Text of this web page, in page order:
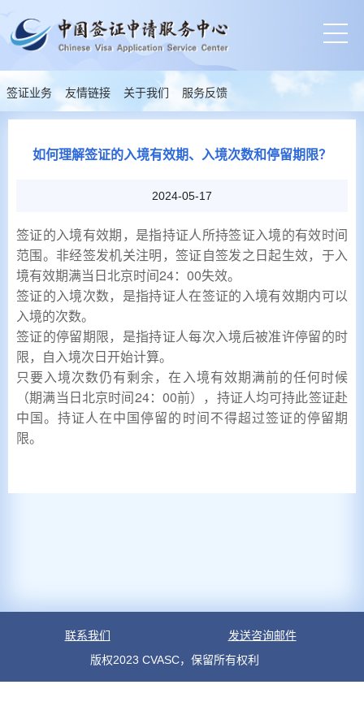
签证业务 友情链接 关于我们 服务反馈
如何理解签证的入境有效期、入境次数和停留期限？
2024-05-17
签证的入境有效期，是指持证人所持签证入境的有效时间
范围。非经签发机关注明，签证自签发之日起生效，于入
境有效期满当日北京时间24：00失效。
签证的入境次数，是指持证人在签证的入境有效期内可以
入境的次数。
签证的停留期限，是指持证人每次入境后被准许停留的时
限，自入境次日开始计算。
只要入境次数仍有剩余，在入境有效期满前的任何时候
（期满当日北京时间24：00前），持证人均可持此签证赴
中国。持证人在中国停留的时间不得超过签证的停留期
限。
联系我们
发送咨询邮件
版权2023 CVASC，保留所有权利